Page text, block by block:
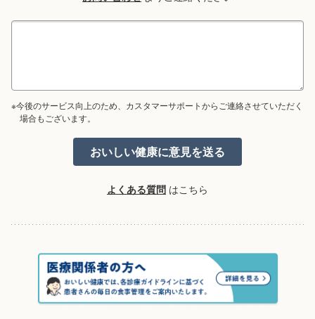
※今後のサービス向上のため、カスタマーサポートからご連絡させていただく
場合もございます。
よくある質問 はこちら